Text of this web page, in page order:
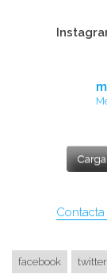
facebook twitter